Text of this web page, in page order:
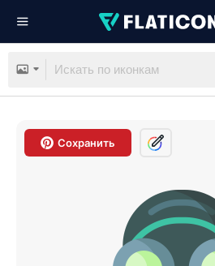
Сохранить